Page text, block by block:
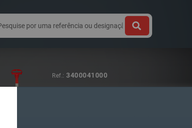
Ref.: 3400041000
COLA JUNTAS SILICONE